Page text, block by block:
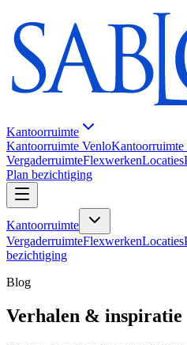
Kantoorruimte
Kantoorruimte VenloKantoorruimte
VergaderruimteFlexwerkenLocaties
Plan bezichtiging
Kantoorruimte
VergaderruimteFlexwerkenLocaties
bezichtiging
Blog
Verhalen & inspiratie